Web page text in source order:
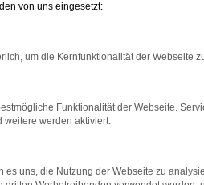
und sorglos
Qualität aus. Allgemein
für Greifswald suchen,
für deren einwandfreie
tipptopp in Ordnung. Dass
von uns eingesetzt:
um die Kernfunktionalität der Webseite
Funktionalität der Webseite.
weitere werden aktiviert.
es uns, die Nutzung der Webseite zu